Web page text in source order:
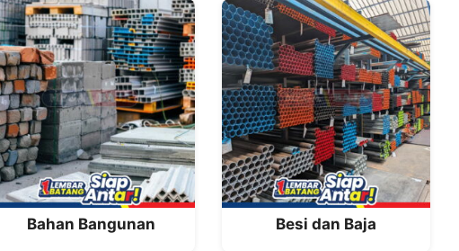
Bahan Bangunan Besi dan Baja